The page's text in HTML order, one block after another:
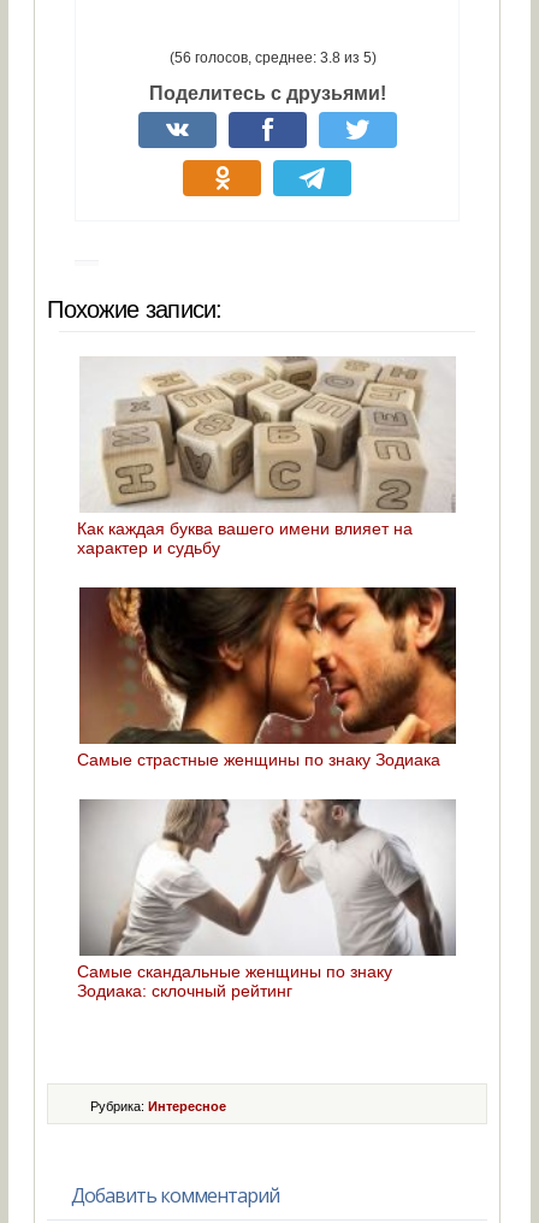
(56 голосов, среднее: 3.8 из 5)
Поделитесь с друзьями!
Похожие записи:
Как каждая буква вашего имени влияет на
характер и судьбу
Самые страстные женщины по знаку Зодиака
Самые скандальные женщины по знаку
Зодиака: склочный рейтинг
Рубрика:Интересное
Добавить комментарий